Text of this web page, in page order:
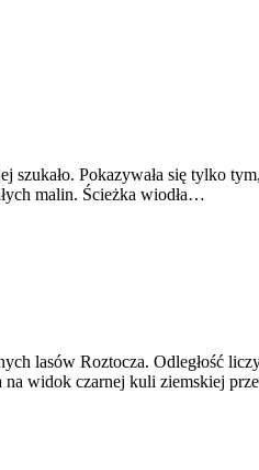
Pokazywała się tylko
malin. Ścieżka wiodła…
lasów Roztocza. Odległość
widok czarnej kuli ziemskiej